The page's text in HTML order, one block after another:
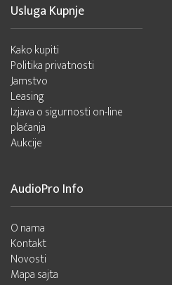
Usluga Kupnje
Kako kupiti
Politika privatnosti
Jamstvo
Leasing
Izjava o sigurnosti on-line
plaćanja
Aukcije
AudioPro Info
O nama
Kontakt
Novosti
Mapa sajta